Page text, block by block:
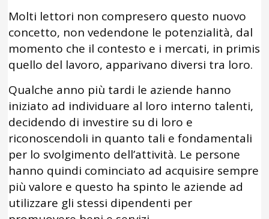
Molti lettori non compresero questo nuovo
concetto, non vedendone le potenzialità, dal
momento che il contesto e i mercati, in primis
quello del lavoro, apparivano diversi tra loro.
Qualche anno più tardi le aziende hanno
iniziato ad individuare al loro interno talenti,
decidendo di investire su di loro e
riconoscendoli in quanto tali e fondamentali
per lo svolgimento dell’attività. Le persone
hanno quindi cominciato ad acquisire sempre
più valore e questo ha spinto le aziende ad
utilizzare gli stessi dipendenti per